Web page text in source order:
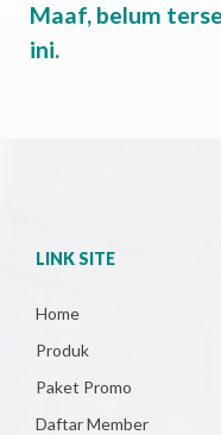
Maaf, belum
ini.
LINK SITE
Home
Produk
Paket Promo
Daftar Member